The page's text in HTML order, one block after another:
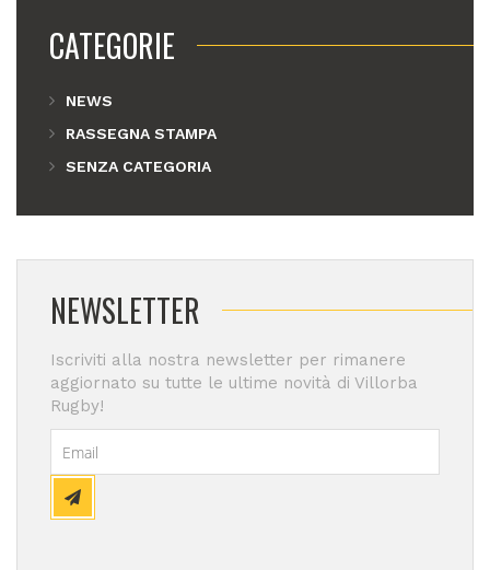
CATEGORIE
NEWS
RASSEGNA STAMPA
SENZA CATEGORIA
NEWSLETTER
Iscriviti alla nostra newsletter per rimanere
aggiornato su tutte le ultime novità di Villorba
Rugby!